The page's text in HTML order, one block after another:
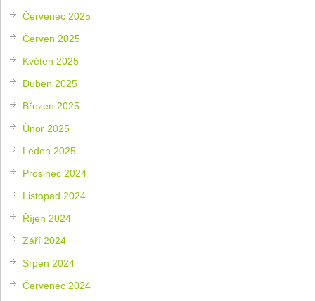
Červenec 2025
Červen 2025
Květen 2025
Duben 2025
Březen 2025
Únor 2025
Leden 2025
Prosinec 2024
Listopad 2024
Říjen 2024
Září 2024
Srpen 2024
Červenec 2024